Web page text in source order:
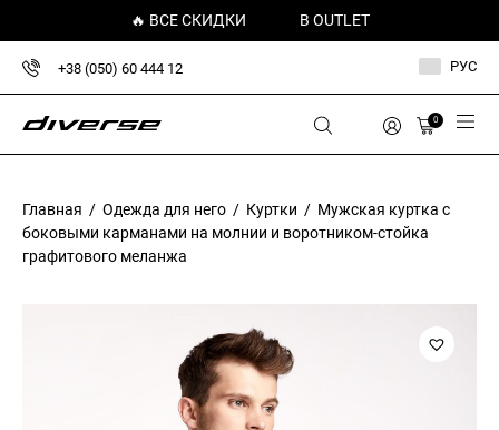
🔥 ВСЕ СКИДКИ В OUTLET
+38 (050) 60 444 12 РУС
0
Главная / Одежда для него / Куртки / Мужская куртка с
боковыми карманами на молнии и воротником-стойка
графитового меланжа